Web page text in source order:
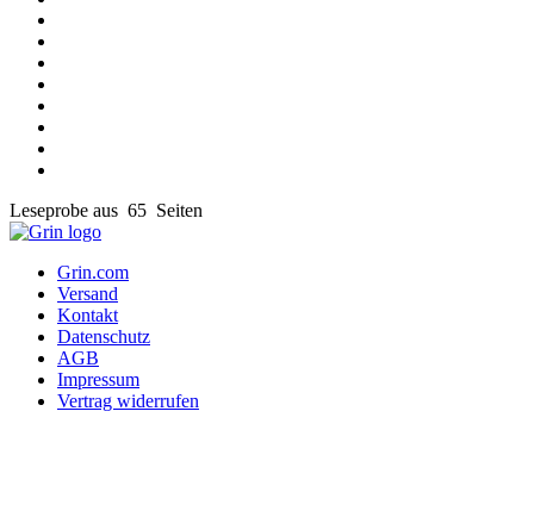
Leseprobe aus 65 Seiten
Grin.com
Versand
Kontakt
Datenschutz
AGB
Impressum
Vertrag widerrufen